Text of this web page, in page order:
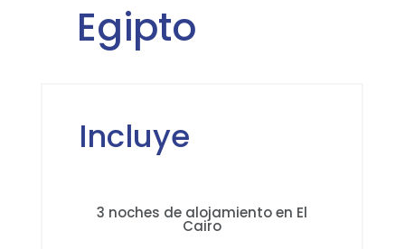
Egipto
Incluye
3 noches de alojamiento en El
Cairo